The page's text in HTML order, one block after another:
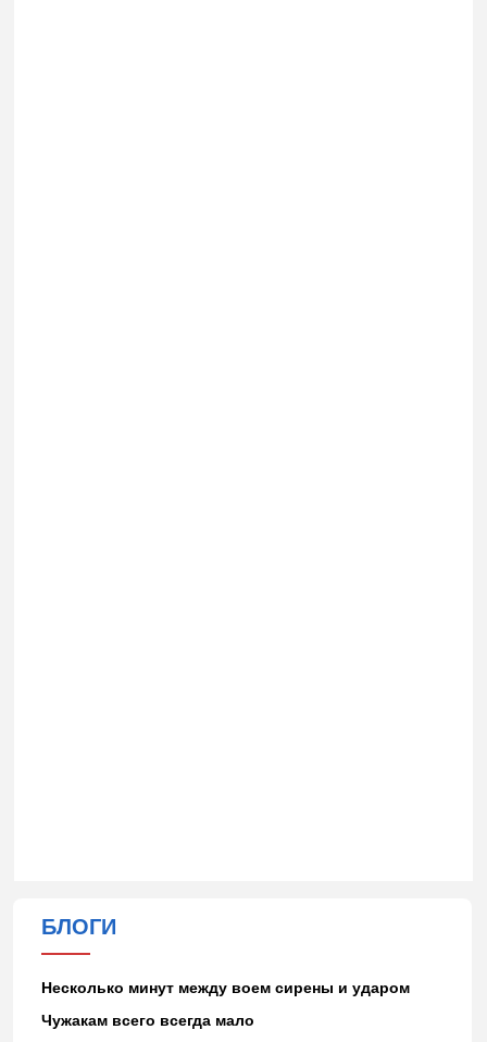
БЛОГИ
Несколько минут между воем сирены и ударом
Чужакам всего всегда мало